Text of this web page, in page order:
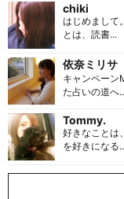
chiki
はじめまして
とは、読書...
依奈ミリサ
キャンペーン
た占いの道へ
Tommy.
好きなことは
を好きになる